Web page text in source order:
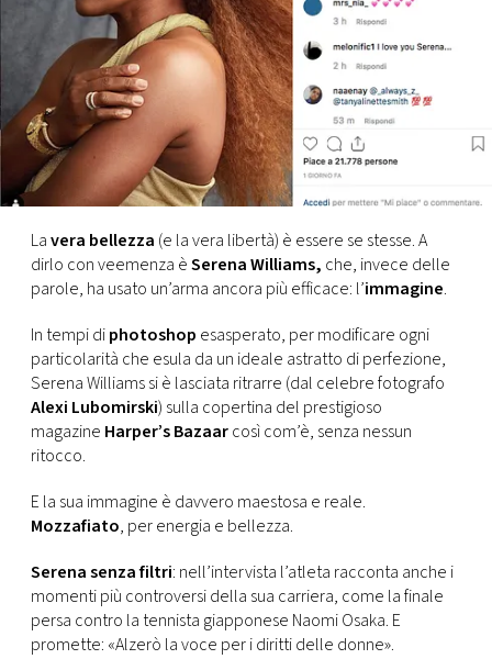
VIDEO
TV
PRINCIPATO
DI
MONACO
RMC
CONSIGLIA
Lavera bellezza (e la vera libertà) è essere se stesse. A
dirlo con veemenza èSerena Williams, che, invece delle
parole, ha usato un’arma ancora più efficace: l’immagine.
In tempi diphotoshop esasperato, per modificare ogni
particolarità che esula da un ideale astratto di perfezione,
Serena Williams si è lasciata ritrarre (dal celebre fotografo
Alexi Lubomirski) sulla copertina del prestigioso
magazine Harper’s Bazaarcosì com’è, senza nessun
ritocco.
E la sua immagine è davvero maestosa e reale.
Mozzafiato, per energia e bellezza.
Serena senza filtri: nell’intervista l’atleta racconta anche i
momenti più controversi della sua carriera, come la finale
persa contro la tennista giapponese Naomi Osaka. E
promette: «Alzerò la voce per i diritti delle donne».